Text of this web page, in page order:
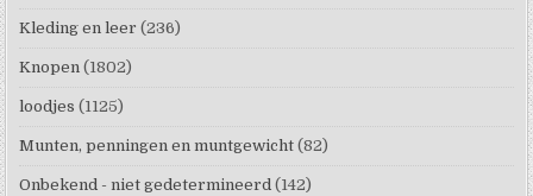
Kleding en leer (236)
Knopen (1802)
loodjes (1125)
Munten, penningen en muntgewicht (82)
Onbekend - niet gedetermineerd (142)